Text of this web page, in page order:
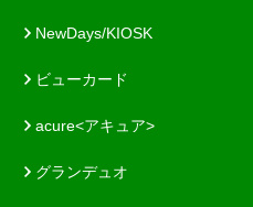
NewDays/KIOSK
ビューカード
acure<アキュア>
グランデュオ